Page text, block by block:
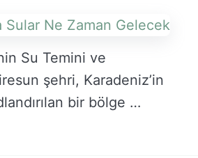
Su Temini ve
şehri, Karadeniz’in
bir bölge …